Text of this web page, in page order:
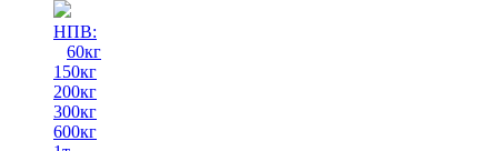
НПВ:
60кг
150кг
200кг
300кг
600кг